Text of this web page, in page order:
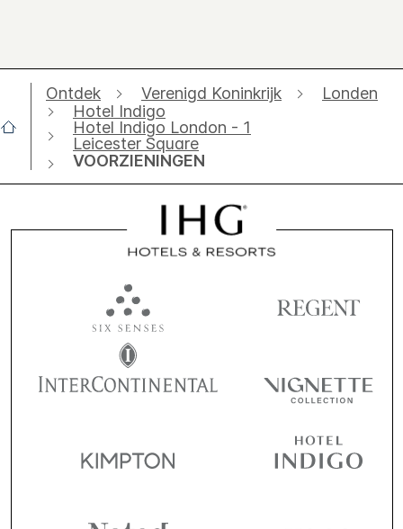
Ontdek Verenigd Koninkrijk
Londen
Hotel Indigo
Hotel Indigo London - 1
Leicester Square
VOORZIENINGEN